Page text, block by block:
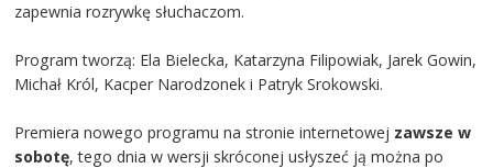
zapewnia rozrywkę słuchaczom.
Program tworzą: Ela Bielecka, Katarzyna Filipowiak, Jarek Gowin,
Michał Król, Kacper Narodzonek i Patryk Srokowski.
Premiera nowego programu na stronie internetowej zawsze w
sobotę, tego dnia w wersji skróconej usłyszeć ją można po